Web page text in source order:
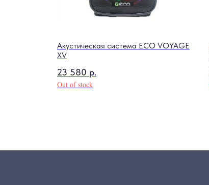
Акустическая система ECO VOYAGE
XV
23 580 р.
Out of stock